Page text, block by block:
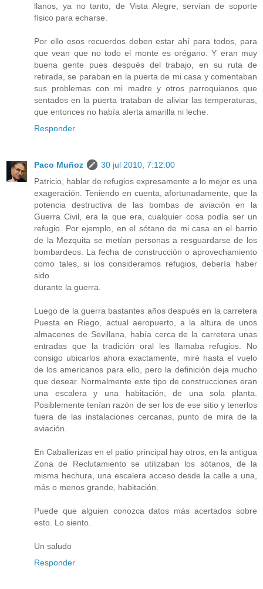
llanos, ya no tanto, de Vista Alegre, servían de soporte
físico para echarse.
Por ello esos recuerdos deben estar ahí para todos, para
que vean que no todo el monte es orégano. Y eran muy
buena gente pues después del trabajo, en su ruta de
retirada, se paraban en la puerta de mi casa y comentaban
sus problemas con mi madre y otros parroquianos que
sentados en la puerta trataban de aliviar las temperaturas,
que entonces no había alerta amarilla ni leche.
Responder
Paco Muñoz
30 jul 2010, 7:12:00
Patricio, hablar de refugios expresamente a lo mejor es una
exageración. Teniendo en cuenta, afortunadamente, que la
potencia destructiva de las bombas de aviación en la
Guerra Civil, era la que era, cualquier cosa podía ser un
refugio. Por ejemplo, en el sótano de mi casa en el barrio
de la Mezquita se metían personas a resguardarse de los
bombardeos. La fecha de construcción o aprovechamiento
como tales, si los consideramos refugios, debería haber
sido
durante la guerra.
Luego de la guerra bastantes años después en la carretera
Puesta en Riego, actual aeropuerto, a la altura de unos
almacenes de Sevillana, había cerca de la carretera unas
entradas que la tradición oral les llamaba refugios. No
consigo ubicarlos ahora exactamente, miré hasta el vuelo
de los americanos para ello, pero la definición deja mucho
que desear. Normalmente este tipo de construcciones eran
una escalera y una habitación, de una sola planta.
Posiblemente tenían razón de ser los de ese sitio y tenerlos
fuera de las instalaciones cercanas, punto de mira de la
aviación.
En Caballerizas en el patio principal hay otros, en la antigua
Zona de Reclutamiento se utilizaban los sótanos, de la
misma hechura, una escalera acceso desde la calle a una,
más o menos grande, habitación.
Puede que alguien conozca datos más acertados sobre
esto. Lo siento.
Un saludo
Responder